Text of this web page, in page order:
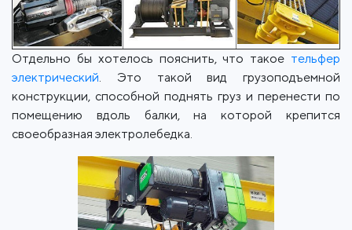
Отдельно бы хотелось пояснить, что такое тельфер
электрический . Это такой вид грузоподъемной
конструкции, способной поднять груз и перенести по
помещению вдоль балки, на которой крепится
своеобразная электролебедка.